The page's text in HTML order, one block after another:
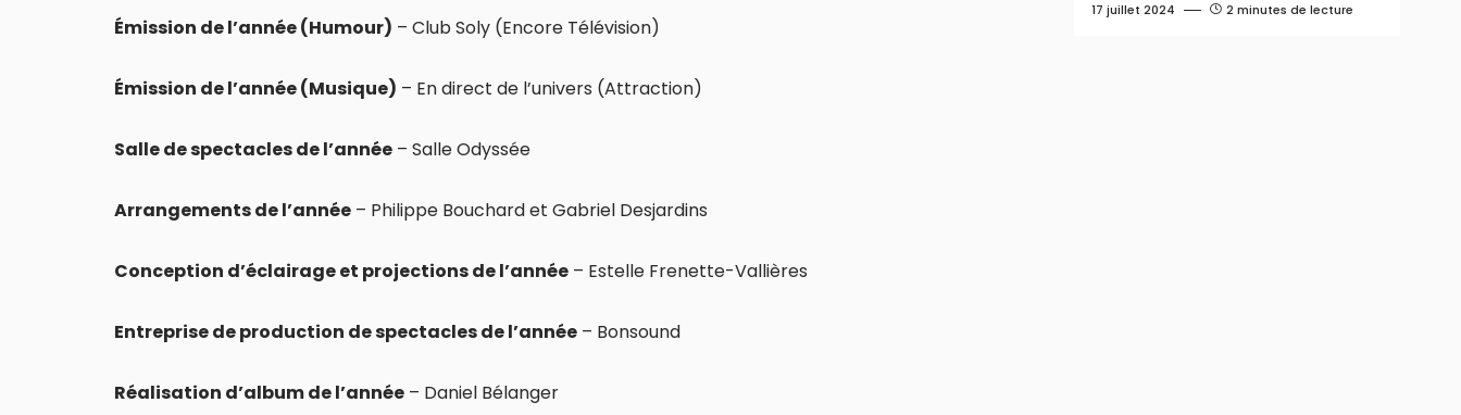
Émission de l’année (Humour) – Club Soly (Encore Télévision)
Émission de l’année (Musique) – En direct de l’univers (Attraction)
Salle de spectacles de l’année – Salle Odyssée
Arrangements de l’année – Philippe Bouchard et Gabriel Desjardins
Conception d’éclairage et projections de l’année – Estelle Frenette-Vallières
Entreprise de production de spectacles de l’année – Bonsound
Réalisation d’album de l’année – Daniel Bélanger
17 juillet 2024 2 minutes de lecture